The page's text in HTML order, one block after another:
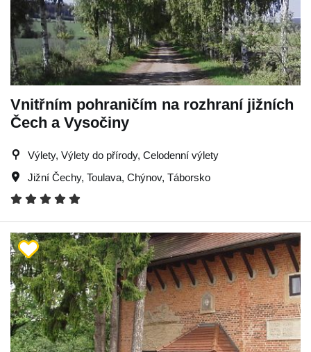
Vnitřním pohraničím na rozhraní jižních
Čech a Vysočiny
Výlety, Výlety do přírody, Celodenní výlety
Jižní Čechy, Toulava, Chýnov, Táborsko